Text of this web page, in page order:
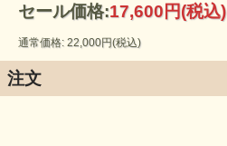
セール価格:17,600円(税込)
通常価格: 22,000円(税込)
注文